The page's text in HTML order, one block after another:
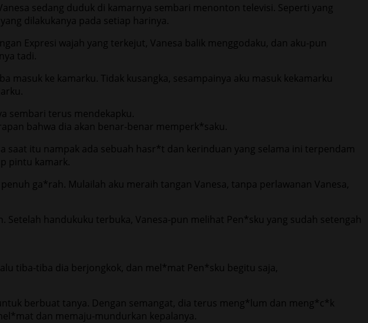
sedang duduk di kamarnya sembari menonton televisi. Seperti yang
dilakukanya pada setiap harinya.
Expresi wajah yang terkejut, Vanesa balik menggodaku, dan aku-pun
tadi.
ke kamarku. Tidak kusangka, sesampainya aku masuk kekamarku
sembari terus mendekapku.
bahwa dia akan benar-benar memperk*saku.
itu nampak ada sebuah hasr*t dan kerinduan yang selama ini terpendam
pintu kamark.
ga*rah. Mulailah aku meraih tangan Vanesa, tanpa perlawanan Vanesa,
handukuku terbuka, Vanesa-pun melihat Pen*sku yang sudah setengah
tiba-tiba dia berjongkok, dan mel*mat Pen*sku begitu saja,
berbuat tanya. Dengan semangat, dia terus meng*lum dan meng*c*k
dan memaju-mundurkan kepalanya.